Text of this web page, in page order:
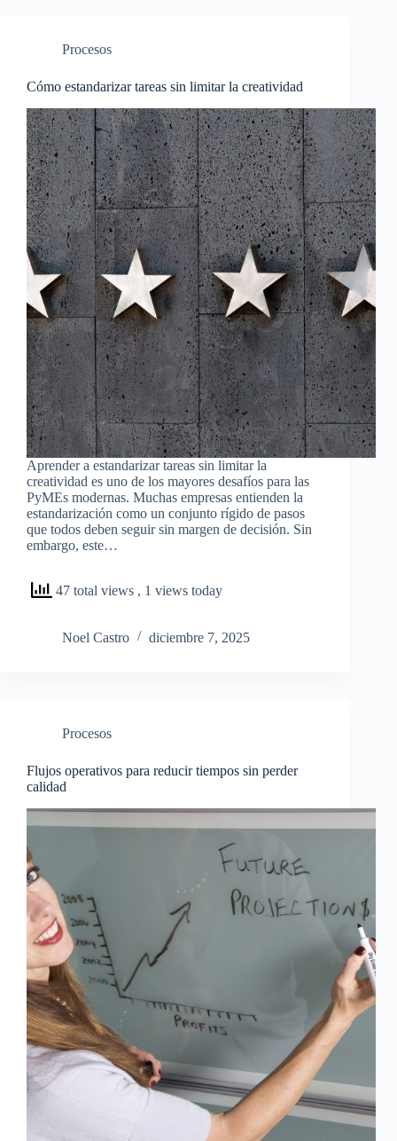
Procesos
Cómo estandarizar tareas sin limitar la creatividad
Aprender a estandarizar tareas sin limitar la
creatividad es uno de los mayores desafíos para las
PyMEs modernas. Muchas empresas entienden la
estandarización como un conjunto rígido de pasos
que todos deben seguir sin margen de decisión. Sin
embargo, este…
47 total views , 1 views today
Noel Castro diciembre 7, 2025
Procesos
Flujos operativos para reducir tiempos sin perder
calidad